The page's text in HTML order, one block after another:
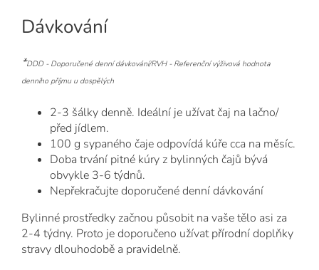
Dávkování
*DDD - Doporučené denní dávkování/RVH - Referenční výživová hodnota
denního příjmu u dospělých
2-3 šálky denně. Ideální je užívat čaj na lačno/
před jídlem.
100 g sypaného čaje odpovídá kúře cca na měsíc.
Doba trvání pitné kúry z bylinných čajů bývá
obvykle 3-6 týdnů.
Nepřekračujte doporučené denní dávkování
Bylinné prostředky začnou působit na vaše tělo asi za
2-4 týdny. Proto je doporučeno užívat přírodní doplňky
stravy dlouhodobě a pravidelně.